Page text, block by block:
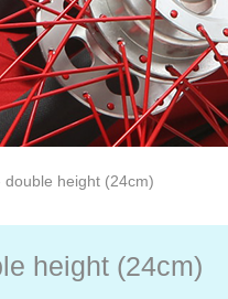
height (24cm)
height (24cm)